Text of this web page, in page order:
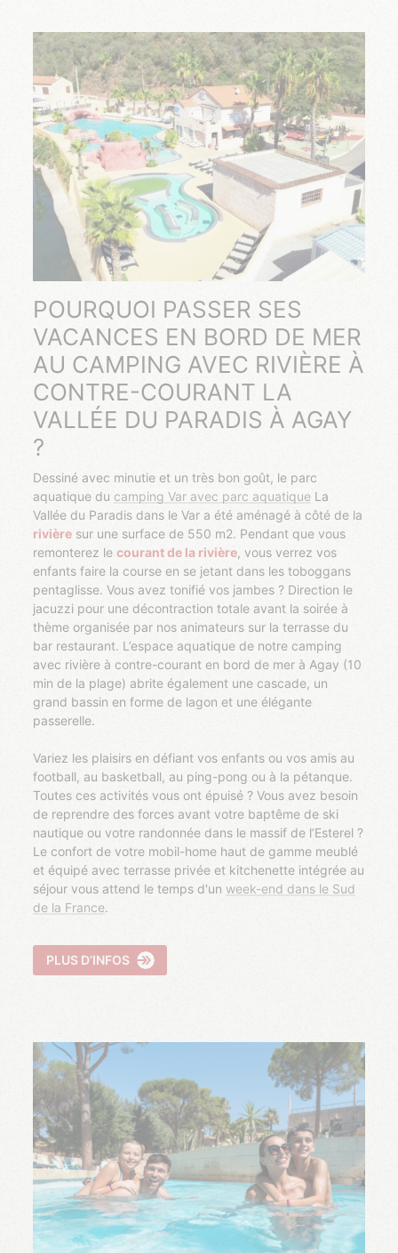
POURQUOI PASSER SES
VACANCES EN BORD DE MER
AU CAMPING AVEC RIVIÈRE À
CONTRE-COURANT LA
VALLÉE DU PARADIS À AGAY
?
Dessiné avec minutie et un très bon goût, le parc
aquatique du camping Var avec parc aquatique La
Vallée du Paradis dans le Var a été aménagé à côté de la
rivière sur une surface de 550 m2. Pendant que vous
remonterez lecourant de la rivière, vous verrez vos
enfants faire la course en se jetant dans les toboggans
pentaglisse. Vous avez tonifié vos jambes ? Direction le
jacuzzi pour une décontraction totale avant la soirée à
thème organisée par nos animateurs sur la terrasse du
bar restaurant. L’espace aquatique de notre camping
avec rivière à contre-courant en bord de mer à Agay (10
min de la plage) abrite également une cascade, un
grand bassin en forme de lagon et une élégante
passerelle.
Variez les plaisirs en défiant vos enfants ou vos amis au
football, au basketball, au ping-pong ou à la pétanque.
Toutes ces activités vous ont épuisé ? Vous avez besoin
de reprendre des forces avant votre baptême de ski
nautique ou votre randonnée dans le massif de l’Esterel ?
Le confort de votre mobil-home haut de gamme meublé
et équipé avec terrasse privée et kitchenette intégrée au
séjour vous attend le temps d'un week-end dans le Sud
de la France.
PLUS D’INFOS